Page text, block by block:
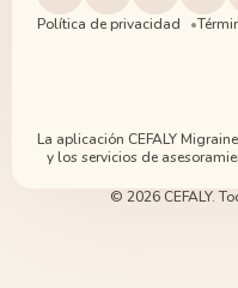
Política de privacidad
La aplicación CEFALY
y los servicios de
© 2026 CEFALY.